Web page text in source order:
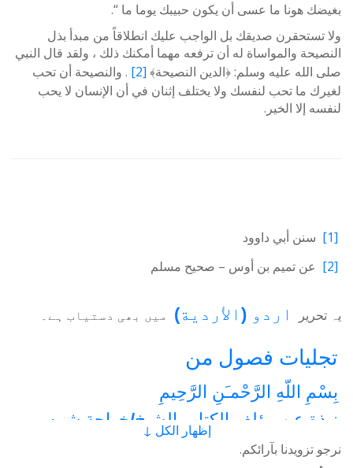
بغيضك هونا ما عسى أن يكون حبيبك يوما ما “.
ولا تستحقرن صديقك بل الواجب عليك انطلاقاً من مبدأ بذل
النصيحة والمواساة له أن ترفعه مهما أمكنك ذلك ، ولقد قال النبي
صلى الله عليه وسلم: ﴿الدين النصيحة﴾ [2]
. والنصيحة أن تحب
لغيرك ما تحب لنفسك ولا يختلف إثنان في أن الإنسان لا يحب
لنفسه إلا الخير.
[1]
سنن أبي داوود
[2]
عن تميم بن أوس – صحيح مسلم
یہ تحریر اردو ( الأردية) میں بھی دستیاب ہے۔
تجلیات فصول من
بِسْمِ اللّهِ الرَّحْمـَنِ الرَّحِيمِ
نبذة عن مؤلف الكتاب الشيخ/خواجة شمس
الدين عظيمي
إظهار الكل ↓
نرجو تزويدنا بآرائكم.